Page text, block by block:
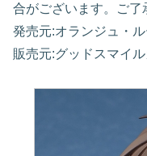
合がございます。ご了
発売元:オランジュ・ル
販売元:グッドスマイ